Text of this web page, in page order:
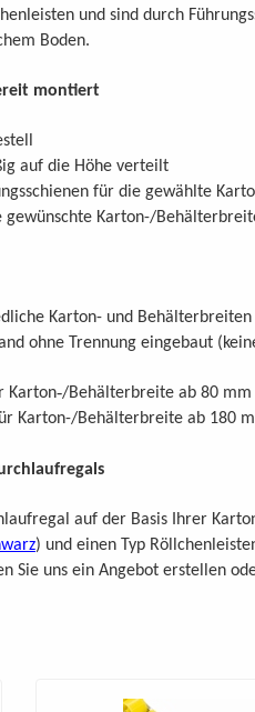
und sind durch
Boden.
montiert
auf die Höhe verteilt
für die gewählte
Karton-/
Karton- und
ohne Trennung eingebaut
Karton-/Behälterbreite ab 80 mm
Karton-/Behälterbreite ab 180
auf der Basis Ihrer
) und einen Typ
Sie uns ein Angebot erstellen